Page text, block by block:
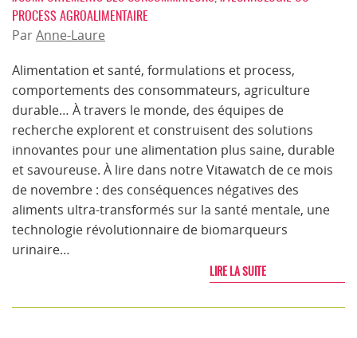
PROCESS AGROALIMENTAIRE
ParAnne-Laure
Alimentation et santé, formulations et process,
comportements des consommateurs, agriculture
durable… À travers le monde, des équipes de
recherche explorent et construisent des solutions
innovantes pour une alimentation plus saine, durable
et savoureuse. À lire dans notre Vitawatch de ce mois
de novembre : des conséquences négatives des
aliments ultra-transformés sur la santé mentale, une
technologie révolutionnaire de biomarqueurs
urinaire…
LIRE LA SUITE